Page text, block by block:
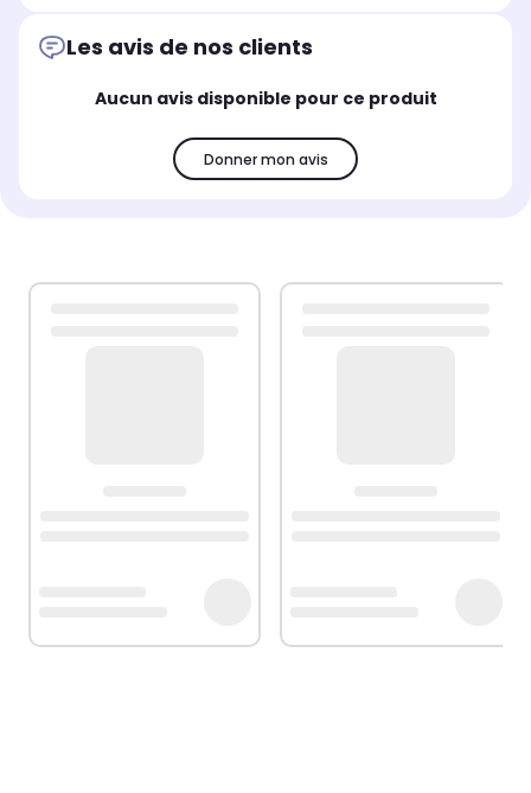
Les avis de nos clients
Aucun avis disponible pour ce produit
Donner mon avis